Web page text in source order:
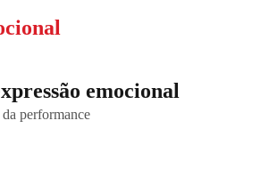
emocional
performance